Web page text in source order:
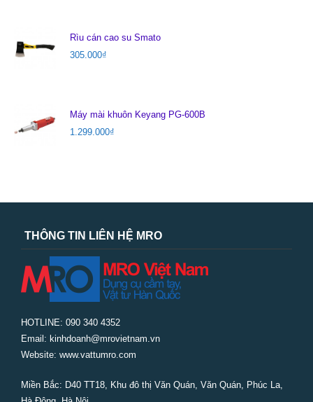
Rìu cán cao su Smato
305.000₫
Máy mài khuôn Keyang PG-600B
1.299.000₫
THÔNG TIN LIÊN HỆ MRO
HOTLINE: 090 340 4352
Email: kinhdoanh@mrovietnam.vn
Website: www.vattumro.com
Miền Bắc: D40 TT18, Khu đô thị Văn Quán, Văn Quán, Phúc La,